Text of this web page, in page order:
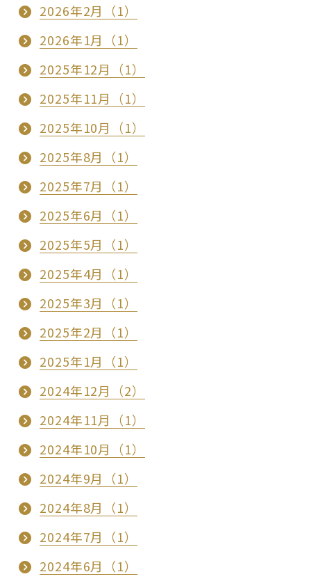
2026年2月（1）
2026年1月（1）
2025年12月（1）
2025年11月（1）
2025年10月（1）
2025年8月（1）
2025年7月（1）
2025年6月（1）
2025年5月（1）
2025年4月（1）
2025年3月（1）
2025年2月（1）
2025年1月（1）
2024年12月（2）
2024年11月（1）
2024年10月（1）
2024年9月（1）
2024年8月（1）
2024年7月（1）
2024年6月（1）